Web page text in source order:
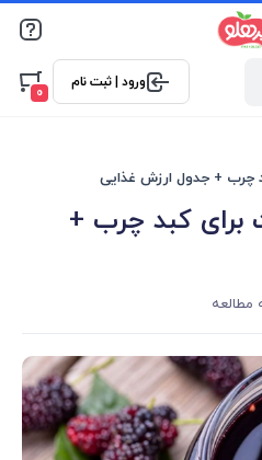
@media screen and (max-
ورود | ثبت نام
0
برای کبد چرب +